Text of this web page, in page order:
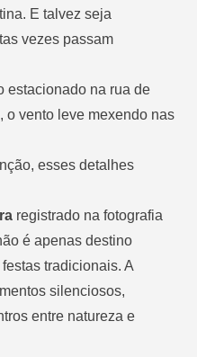
E talvez seja
vezes passam
estacionado na rua de
o vento leve mexendo nas
esses detalhes
registrado na fotografia
é apenas destino
tradicionais. A
silenciosos,
entre natureza e